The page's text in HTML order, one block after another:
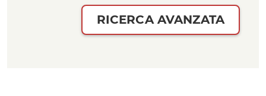
RICERCA AVANZATA